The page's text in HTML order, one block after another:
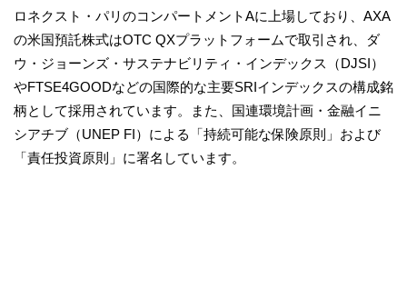
ロネクスト・パリのコンパートメントAに上場しており、AXA
の米国預託株式はOTC QXプラットフォームで取引され、ダ
ウ・ジョーンズ・サステナビリティ・インデックス（DJSI）
やFTSE4GOODなどの国際的な主要SRIインデックスの構成銘
柄として採用されています。また、国連環境計画・金融イニ
シアチブ（UNEP FI）による「持続可能な保険原則」および
「責任投資原則」に署名しています。